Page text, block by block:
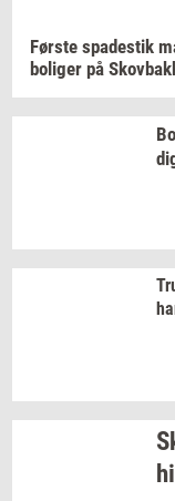
Før­ste spa­destik
bo­li­ger på